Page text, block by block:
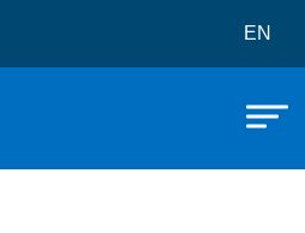
di Messina
EN